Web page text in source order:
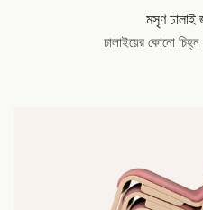
মসৃণ ঢালাই
ঢালাইয়ের কোনো চিহ্ন